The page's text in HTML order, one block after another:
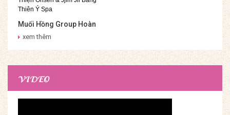
Muối Hồng Group Hoàn
Thiện Onsen & Jjim Jil
xem thêm
VIDEO